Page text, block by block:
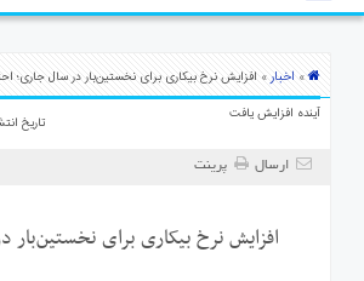
» اخبار» افزایش نرخ بیکاری برای نخستین‌بار در سال جاری؛
آینده افزایش یافت
تاریخ انتشار : 1404/
ارسال پرینت
افزایش نرخ بیکاری برای نخستین‌بار